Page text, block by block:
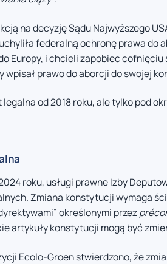
na decyzję Sądu Najwyższego
federalną ochronę prawa do
Europy, i chcieli zapobiec
wpisał prawo do aborcji do swojej
od 2018 roku, ale tylko pod
roku, usługi prawne Izby
Zmiana konstytucji wymaga
określonymi przez
artykuły konstytucji mogą być
Ecolo-Groen stwierdzono, że